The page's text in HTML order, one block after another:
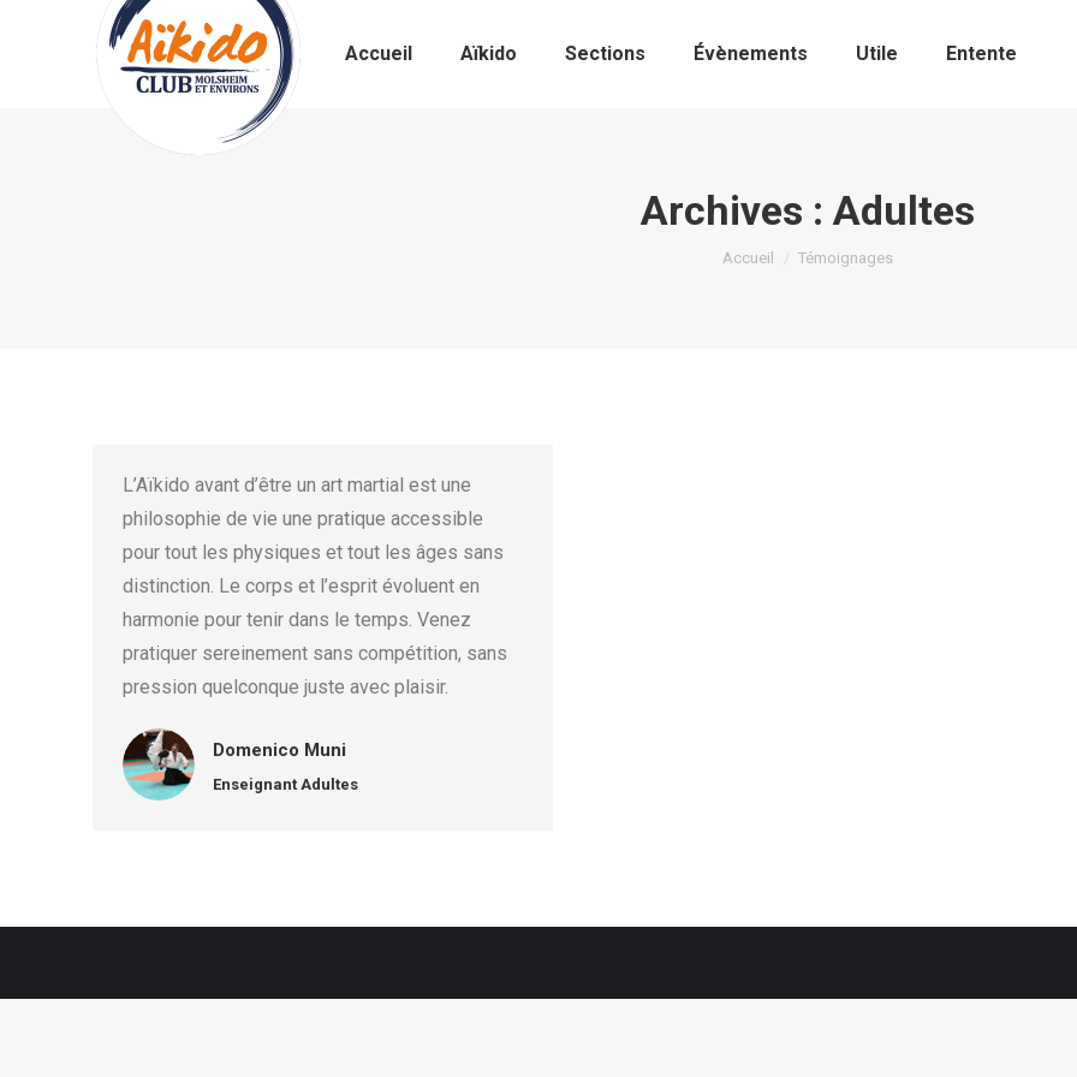
Accueil Aïkido Sections Évènements Utile Entente
Archives : Adultes
Vous êtes ici :
Accueil Témoignages
L’Aïkido avant d’être un art martial est une
philosophie de vie une pratique accessible
pour tout les physiques et tout les âges sans
distinction. Le corps et l’esprit évoluent en
harmonie pour tenir dans le temps. Venez
pratiquer sereinement sans compétition, sans
pression quelconque juste avec plaisir.
Domenico Muni
Enseignant Adultes